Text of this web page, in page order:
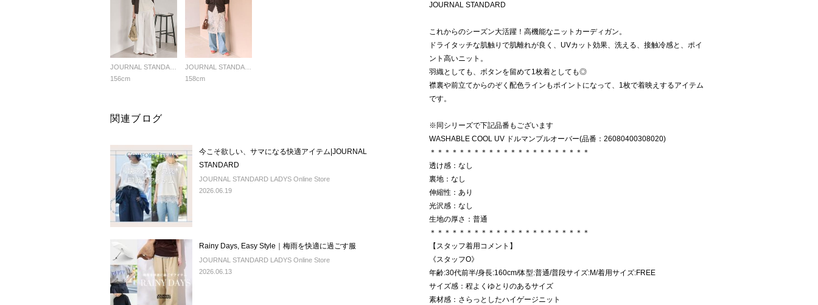
156cm
158cm
関連ブログ
今こそ欲しい、サマになる快適アイテム|JOURNAL
STANDARD
JOURNAL STANDARD LADYS Online Store
2026.06.19
Rainy Days, Easy Style｜梅雨を快適に過ごす服
JOURNAL STANDARD LADYS Online Store
2026.06.13
JOURNAL STANDARD
これからのシーズン大活躍！高機能なニットカーディガン。
ドライタッチな肌触りで肌離れが良く、UVカット効果、洗える、接触冷感と、ポイ
ント高いニット。
羽織としても、ボタンを留めて1枚着としても◎
襟裏や前立てからのぞく配色ラインもポイントになって、1枚で着映えするアイテム
です。
※同シリーズで下記品番もございます
WASHABLE COOL UV ドルマンプルオーバー(品番：26080400308020)
＊＊＊＊＊＊＊＊＊＊＊＊＊＊＊＊＊＊＊＊＊＊
透け感：なし
裏地：なし
伸縮性：あり
光沢感：なし
生地の厚さ：普通
＊＊＊＊＊＊＊＊＊＊＊＊＊＊＊＊＊＊＊＊＊＊
【スタッフ着用コメント】
《スタッフO》
年齢:30代前半/身長:160cm/体型:普通/普段サイズ:M/着用サイズ:FREE
サイズ感：程よくゆとりのあるサイズ
素材感：さらっとしたハイゲージニット